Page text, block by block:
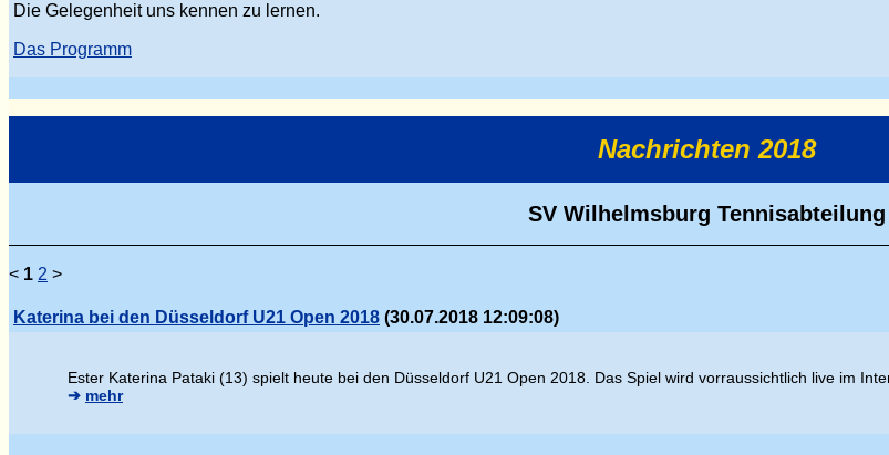
Die Gelegenheit uns kennen zu lernen.
Das Programm
Nachrichten 2018
SV Wilhelmsburg Tennisabteilung
< 1 2 >
Katerina bei den Düsseldorf U21 Open 2018 (30.07.2018 12:09:08)
Ester Katerina Pataki (13) spielt heute bei den Düsseldorf U21 Open 2018. Das Spiel wird vorraussichtlich live im
➔ mehr